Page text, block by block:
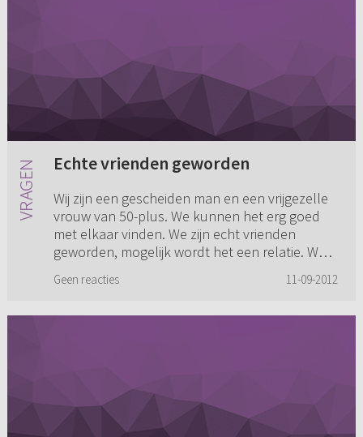
Echte vrienden geworden
Wij zijn een gescheiden man en een vrijgezelle
vrouw van 50-plus. We kunnen het erg goed
met elkaar vinden. We zijn echt vrienden
geworden, mogelijk wordt het een relatie. We
Geen reacties 11-09-2012